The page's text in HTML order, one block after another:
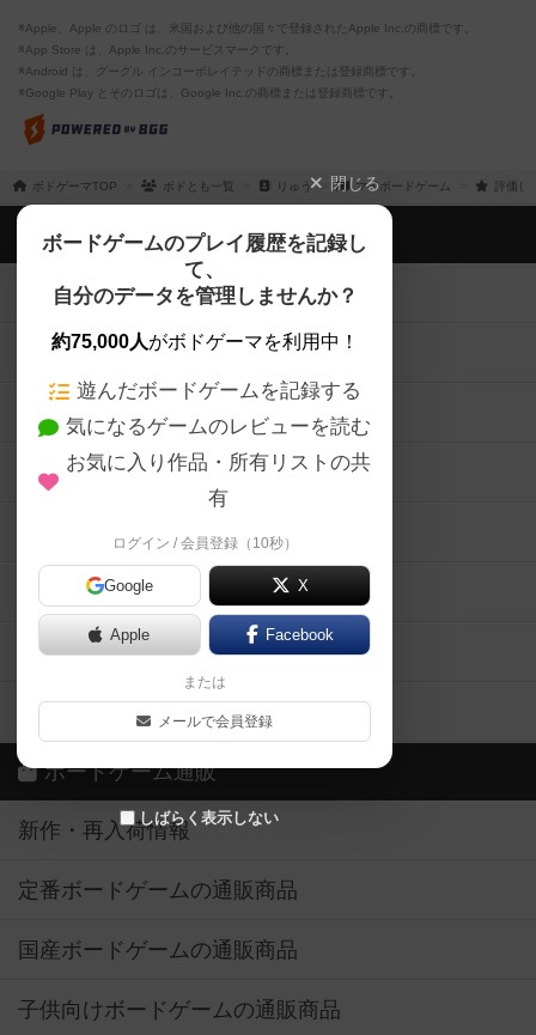
※Apple、Apple のロゴ は、米国および他の国々で登録されたApple Inc.の商標です。
※App Store は、Apple Inc.のサービスマークです。
※Android は、グーグル インコーポレイテッドの商標または登録商標です。
※Google Play とそのロゴは、Google Inc.の商標または登録商標です。
ボドゲーマTOP ボドとも一覧 りゅう マイボードゲーム 評価し
閉じる
ボードゲームのプレイ履歴を記録し
て、
自分のデータを管理しませんか？
約75,000人がボドゲーマを利用中！
遊んだボードゲームを記録する
気になるゲームのレビューを読む
お気に入り作品・所有リストの共
有
ログイン / 会員登録（10秒）
Google X
Apple Facebook
または
メールで会員登録
しばらく表示しない
ボドゲーマTOP
ボードゲームを検索する
ボードゲームの新着レビュー
ボードゲーム会情報
メカニクス特集
掲示板・トピックス
ボドとも・会員一覧
ボードゲーム業界コラム
ボドゲーマご利用案内
ボードゲーム通販
新作・再入荷情報
定番ボードゲームの通販商品
国産ボードゲームの通販商品
子供向けボードゲームの通販商品